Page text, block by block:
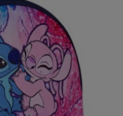
è:
€13.93.